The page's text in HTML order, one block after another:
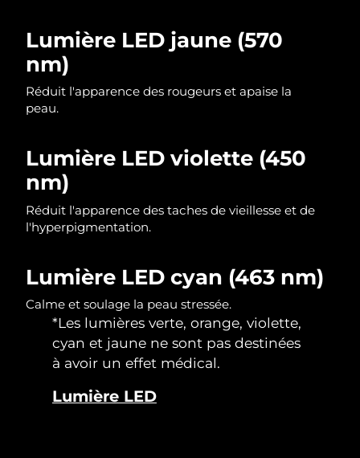
Lumière LED jaune (570
nm)
Réduit l'apparence des rougeurs et apaise la
peau.
Lumière LED violette (450
nm)
Réduit l'apparence des taches de vieillesse et de
l'hyperpigmentation.
Lumière LED cyan (463 nm)
Calme et soulage la peau stressée.
*Les lumières verte, orange, violette,
cyan et jaune ne sont pas destinées
à avoir un effet médical.
Lumière LED
Slovaquie Livraison estimée 08/08/2026
Slovénie Livraison estimée08/08/2026
Corée du Sud Livraison estimée10/08/2026
Espagne
Suède
Suisse Livraison estimée08/08/2026
Taïwan Livraison estimée
Thaïlande Livraison estimée
Turquie